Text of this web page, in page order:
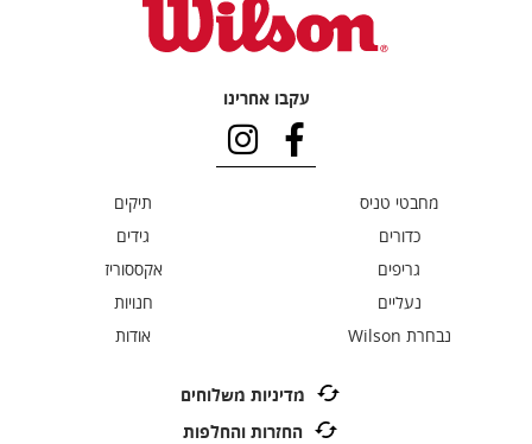
עקבו אחרינו
מחבטי טניס
תיקים
כדורים
גידים
גריפים
אקססוריז
נעליים
חנויות
נבחרת Wilson
אודות
מדיניות משלוחים
החזרות והחלפות